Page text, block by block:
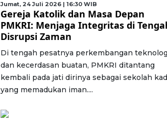
Jumat, 24 Juli 2026 | 16:30 WIB
Gereja Katolik dan Masa Depan
PMKRI: Menjaga Integritas di
Disrupsi Zaman
Di tengah pesatnya perkembangan
dan kecerdasan buatan, PMKRI ditantang
kembali pada jati dirinya sebagai sekolah
yang memadukan iman....